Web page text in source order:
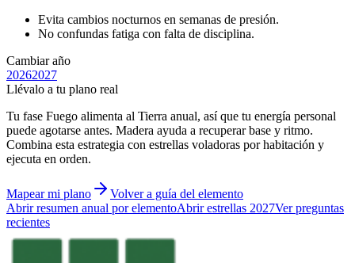
Evita cambios nocturnos en semanas de presión.
No confundas fatiga con falta de disciplina.
Cambiar año
20262027
Llévalo a tu plano real
Tu fase Fuego alimenta al Tierra anual, así que tu energía personal
puede agotarse antes. Madera ayuda a recuperar base y ritmo.
Combina esta estrategia con estrellas voladoras por habitación y
ejecuta en orden.
Mapear mi plano
Volver a guía del elemento
Abrir resumen anual por elementoAbrir estrellas 2027Ver preguntas
recientes